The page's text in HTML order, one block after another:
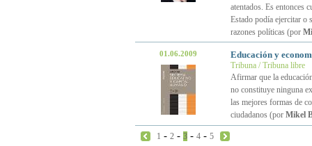
atentados. Es entonces
Estado podía ejercitar o
razones políticas (por
01.06.2009 Educación y
Tribuna / Tribuna libre
Afirmar que la
no constituye ninguna
las mejores formas de
ciudadanos (por Mikel
1 - 2 - 3 - 4 - 5